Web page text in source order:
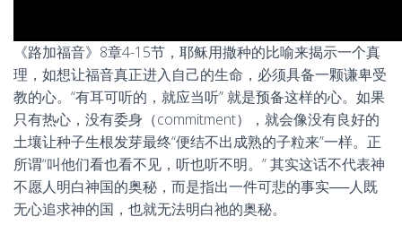
《路加福音》8章4-15节，耶稣用撒种的比喻来揭示一个真
理，如想让福音真正进入自己的生命，必须具备一颗谦卑受
教的心。“有耳可听的，就应当听” 就是预备这样的心。如果
只有热心，没有委身（commitment），就会像没有良好的
土壤让种子生根发芽最终“便结不出成熟的子粒来”一样。正
所谓“叫他们看也看不见，听也听不明。” 其实这话不代表神
不愿人明白神国的奥秘，而是指出一件可悲的事实──人既
无心追求神的国，也就无法明白祂的奥秘。